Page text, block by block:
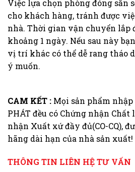
Việc lựa chọn phòng đóng sẵn
cho khách hàng, tránh được
nhà. Thời gian vận chuyển lắp
khoảng 1 ngày. Nếu sau này
vị trí khác có thể dễ rang tháo
ý muốn.
CAM KẾT : Mọi sản phẩm
PHÁT đều có Chứng nhận Chất
nhận Xuất xứ đầy đủ(CO-CQ),
hãng dài hạn của nhà sản xuất!
THÔNG TIN LIÊN HỆ TƯ VẤN